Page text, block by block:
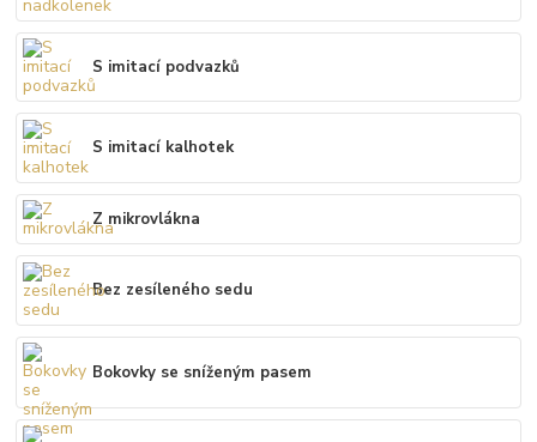
S imitací podvazků
S imitací kalhotek
Z mikrovlákna
Bez zesíleného sedu
Bokovky se sníženým pasem